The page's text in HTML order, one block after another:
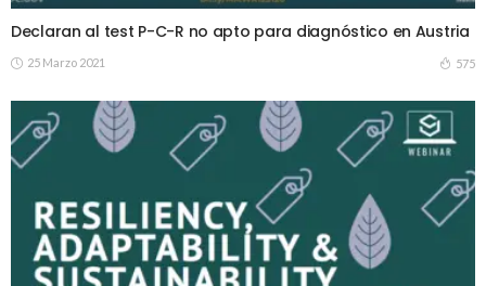
Declaran al test P-C-R no apto para diagnóstico en Austria
25 Marzo 2021 575